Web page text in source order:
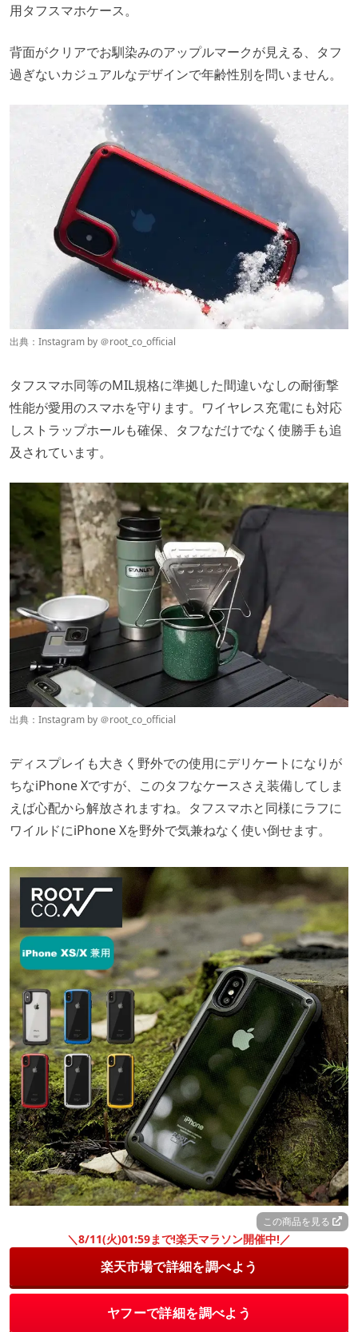
用タフスマホケース。
背面がクリアでお馴染みのアップルマークが見える、タフ
過ぎないカジュアルなデザインで年齢性別を問いません。
出典：Instagram by ＠root_co_official
タフスマホ同等のMIL規格に準拠した間違いなしの耐衝撃
性能が愛用のスマホを守ります。ワイヤレス充電にも対応
しストラップホールも確保、タフなだけでなく使勝手も追
及されています。
出典：Instagram by ＠root_co_official
ディスプレイも大きく野外での使用にデリケートになりが
ちなiPhone Xですが、このタフなケースさえ装備してしま
えば心配から解放されますね。タフスマホと同様にラフに
ワイルドにiPhone Xを野外で気兼ねなく使い倒せます。
この商品を見る
＼8/11(火)01:59まで!楽天マラソン開催中!／
楽天市場で詳細を調べよう
ヤフーで詳細を調べよう